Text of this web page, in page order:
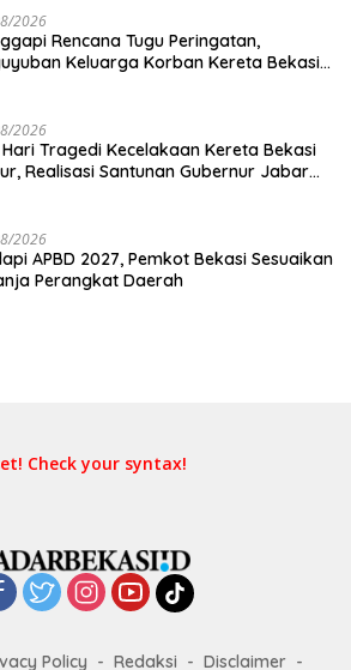
2026
Rencana Tugu Peringatan,
Keluarga Korban Kereta Bekasi
2026
Hari Tragedi Kecelakaan Kereta Bekasi
Realisasi Santunan Gubernur Jabar
2026
APBD 2027, Pemkot Bekasi Sesuaikan
Perangkat Daerah
Check your syntax!
Policy Redaksi Disclaimer